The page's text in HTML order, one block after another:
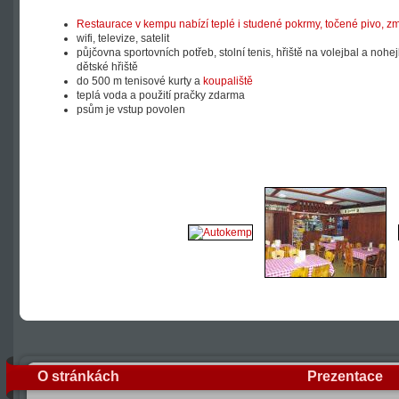
Restaurace v kempu nabízí teplé i studené pokrmy, točené pivo,
wifi, televize, satelit
půjčovna sportovních potřeb, stolní tenis, hřiště na volejbal a
dětské hřiště
do 500 m tenisové kurty a koupaliště
teplá voda a použití pračky zdarma
psům je vstup povolen
O stránkách Prezentace